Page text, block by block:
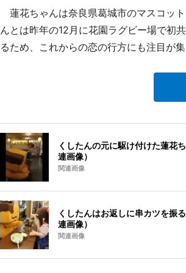
蓮花ちゃんは奈良県葛城市のマスコッ
んとは昨年の12月に花園ラグビー場で初
るため、これからの恋の行方にも注目が
くしたんの元に駆け付けた蓮花
連画像）
関連画像
くしたんはお返しに串カツを振
連画像）
関連画像